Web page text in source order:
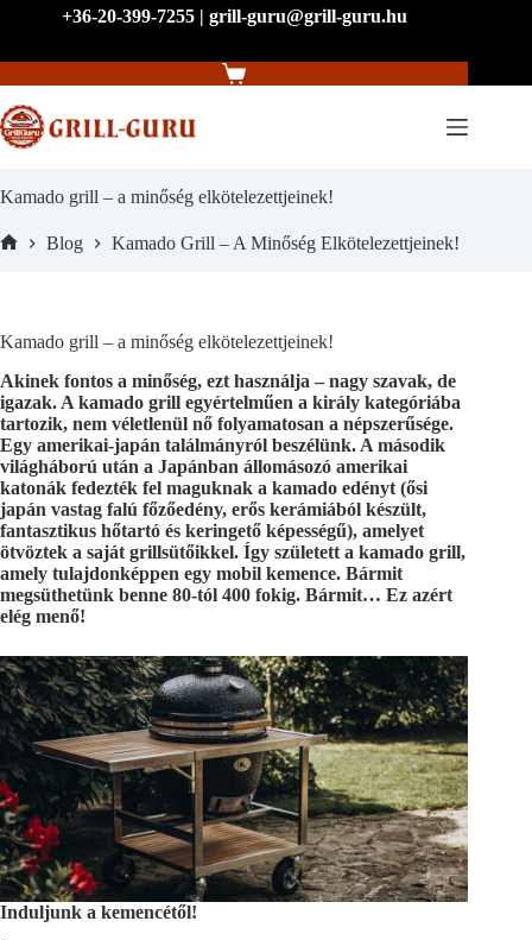
+36-20-399-7255 | grill-guru@grill-guru.hu
Shopping
Kamado grill – a minőség elkötelezettjeinek!
Blog Kamado Grill – A Minőség Elkötelezettjeinek!
Kamado grill – a minőség elkötelezettjeinek!
Akinek fontos a minőség, ezt használja – nagy szavak, de
igazak. A kamado grill egyértelműen a király kategóriába
tartozik, nem véletlenül nő folyamatosan a népszerűsége.
Egy amerikai-japán találmányról beszélünk. A második
világháború után a Japánban állomásozó amerikai
katonák fedezték fel maguknak a kamado edényt (ősi
japán vastag falú főzőedény, erős kerámiából készült,
fantasztikus hőtartó és keringető képességű), amelyet
ötvöztek a saját grillsütőikkel. Így született a kamado grill,
amely tulajdonképpen egy mobil kemence. Bármit
megsüthetünk benne 80-tól 400 fokig. Bármit… Ez azért
elég menő!
Induljunk a kemencétől!